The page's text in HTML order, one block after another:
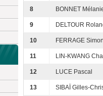
8 BONNET
9 DELTOUR
10 FERRAGE
11 LIN-KWANG
12 LUCE Pascal
13 SIBAÏ Gilles-